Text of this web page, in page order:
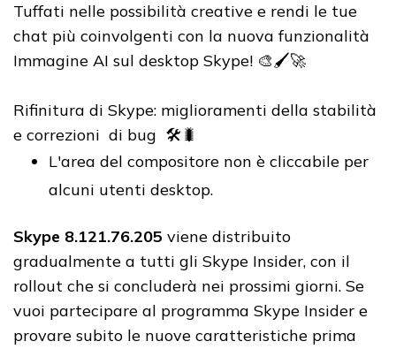
Tuffati nelle possibilità creative e rendi le tue
chat più coinvolgenti con la nuova funzionalità
Immagine AI sul desktop Skype! 🎨🖌️🚀
Rifinitura di Skype: miglioramenti della stabilità
e correzioni di bug 🛠️🐛
L'area del compositore non è cliccabile per
alcuni utenti desktop.
Skype 8.121.76.205 viene distribuito
gradualmente a tutti gli Skype Insider, con il
rollout che si concluderà nei prossimi giorni. Se
vuoi partecipare al programma Skype Insider e
provare subito le nuove caratteristiche prima